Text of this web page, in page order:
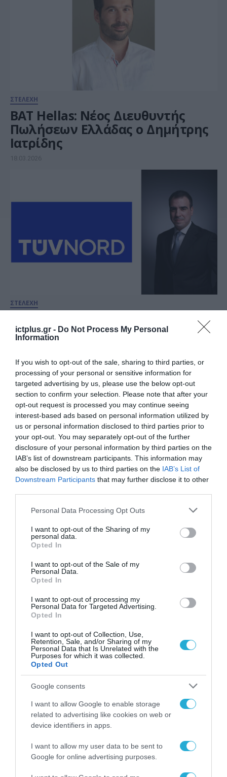
ictplus.gr - Do Not Process My Personal
Information
If you wish to opt-out of the sale, sharing to third parties, or
processing of your personal or sensitive information for
targeted advertising by us, please use the below opt-out
section to confirm your selection. Please note that after your
opt-out request is processed you may continue seeing
interest-based ads based on personal information utilized by
us or personal information disclosed to third parties prior to
your opt-out. You may separately opt-out of the further
disclosure of your personal information by third parties on the
IAB’s list of downstream participants. This information may
also be disclosed by us to third parties on the IAB’s List of
Downstream Participants that may further disclose it to other
Please note that this website/app uses one or more Google
not limited to your visit or usage behaviour. You may click to
grant or deny consent to Google and its third-party tags to
use your data for below specified purposes in below Google
consent section.
Personal Data Processing Opt Outs
I want to opt-out of the Sharing of my
personal data.
Opted In
I want to opt-out of the Sale of my
Personal Data.
Opted In
I want to opt-out of processing my
Personal Data for Targeted Advertising.
Opted In
I want to opt-out of Collection, Use,
Retention, Sale, and/or Sharing of my
Personal Data that Is Unrelated with the
Purposes for which it was collected.
Opted Out
Google consents
I want to allow Google to enable storage
related to advertising like cookies on web or
device identifiers in apps.
I want to allow my user data to be sent to
Google for online advertising purposes.
ΣΤΕΛΕΧΗ
BAT Hellas: Νέος Διευθυντής
Πωλήσεων Ελλάδας ο Δημήτρης
Ιατρίδης
18.03.2026
ΣΤΕΛΕΧΗ
Ο Χάρης Τολούμης αναλαμβάνει
2ος Διευθύνων Σύμβουλος στην
18.03.2026
ΣΤΕΛΕΧΗ
Hewlett Packard Enterprise (HPE):
Δύο νέα στελέχη σε στρατηγικές
θέσεις
18.03.2026
«ΦΑΡΟΣ»: Ο Θάνος
Παπαδημητρίου της ΜΟVEO.ΑΙ,
πρώτος Πρόεδρος